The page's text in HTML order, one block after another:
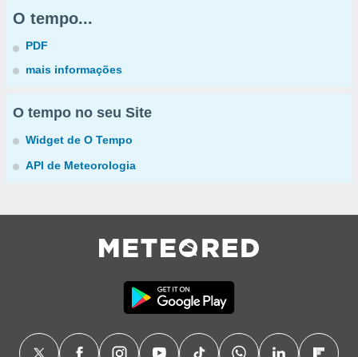
O tempo...
PDF
mais informações
O tempo no seu Site
Widget de O Tempo
API de Meteorologia